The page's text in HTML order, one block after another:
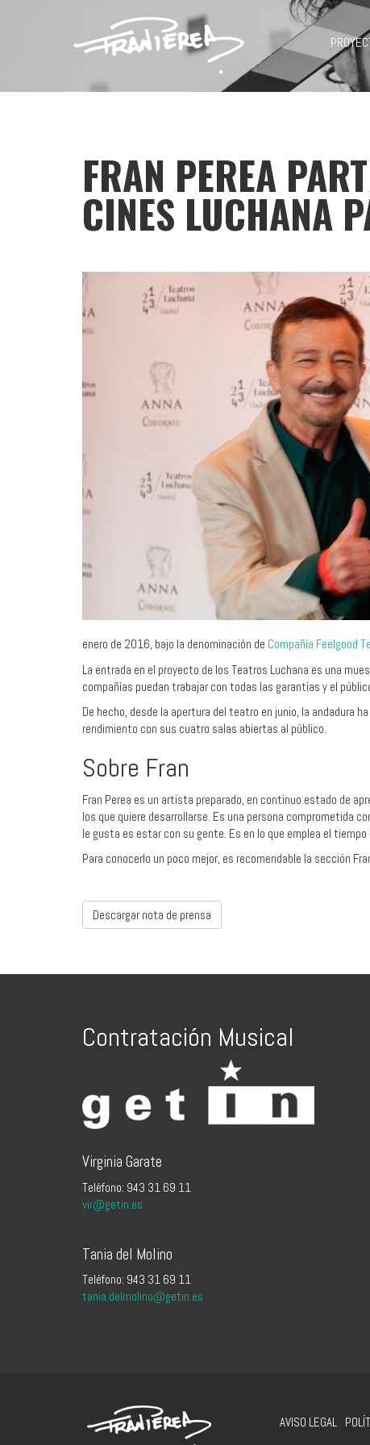
FRAN PEREA
CINES LUCHANA
enero de 2016, bajo la denominación de Compañía Feelgood
La entrada en el proyecto de los Teatros Luchana es una
compañías puedan trabajar con todas las garantías y el
De hecho, desde la apertura del teatro en junio, la andadura
rendimiento con sus cuatro salas abiertas al público.
Sobre Fran
Fran Perea es un artista preparado, en continuo estado de
los que quiere desarrollarse. Es una persona comprometida
le gusta es estar con su gente. Es en lo que emplea el
Para conocerlo un poco mejor, es recomendable la sección
Descargar nota de prensa
Contratación Musical
Virginia Garate
Teléfono: 943 31 69 11
vir@getin.es
Tania del Molino
Teléfono: 943 31 69 11
tania.delmolino@getin.es
AVISO LEGAL